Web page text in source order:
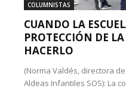
COLUMNISTAS
CUANDO LA
PROTECCIÓN DE
HACERLO
(Norma Valdés, directora
Aldeas Infantiles SOS): La